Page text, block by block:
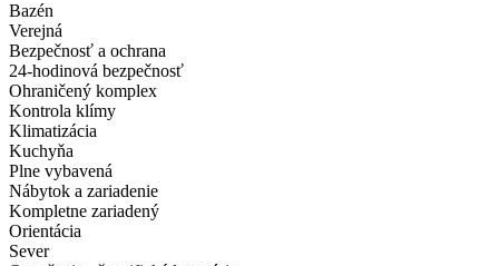
Bazén
Verejná
Bezpečnosť a ochrana
24-hodinová bezpečnosť
Ohraničený komplex
Kontrola klímy
Klimatizácia
Kuchyňa
Plne vybavená
Nábytok a zariadenie
Kompletne zariadený
Orientácia
Sever